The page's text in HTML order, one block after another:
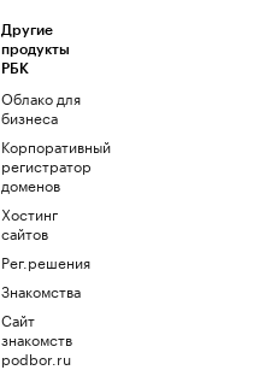
Другие
продукты
РБК
Облако для
бизнеса
Корпоративный
регистратор
доменов
Хостинг
сайтов
Рег.решения
Знакомства
Сайт
знакомств
podbor.ru